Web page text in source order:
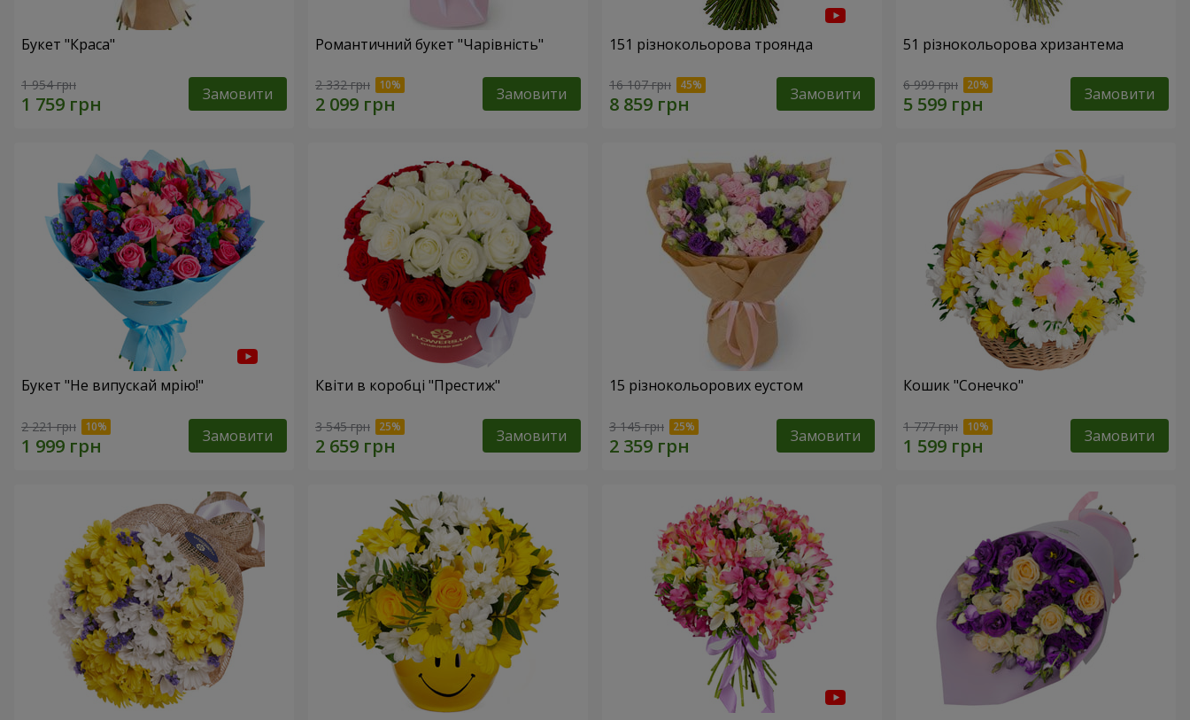
Букет "Краса"
1 954 грн Замовити
Романтичний букет "Чарівність"
2 332 грн Замовити
151 різнокольорова троянда
16 107 грн Замовити
51 різнокольорова хризантема
6 999 грн Замовити
Букет "Не випускай мрію!"
2 221 грн Замовити
Квіти в коробці "Престиж"
3 545 грн Замовити
15 різнокольорових еустом
3 145 грн Замовити
Кошик "Сонечко"
1 777 грн Замовити